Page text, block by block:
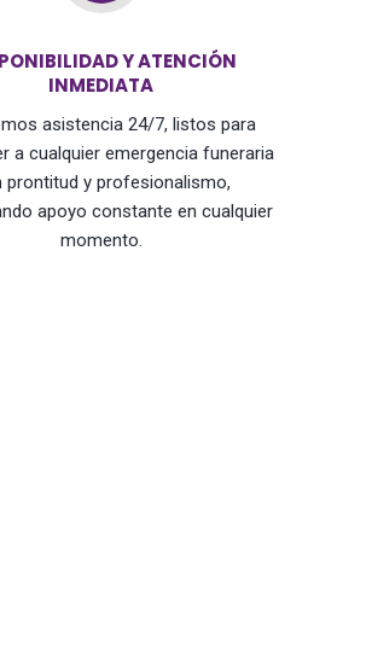
Y ATENCIÓN
INMEDIATA
asistencia 24/7, listos para
a cualquier emergencia funeraria
prontitud y profesionalismo,
apoyo constante en cualquier
momento.